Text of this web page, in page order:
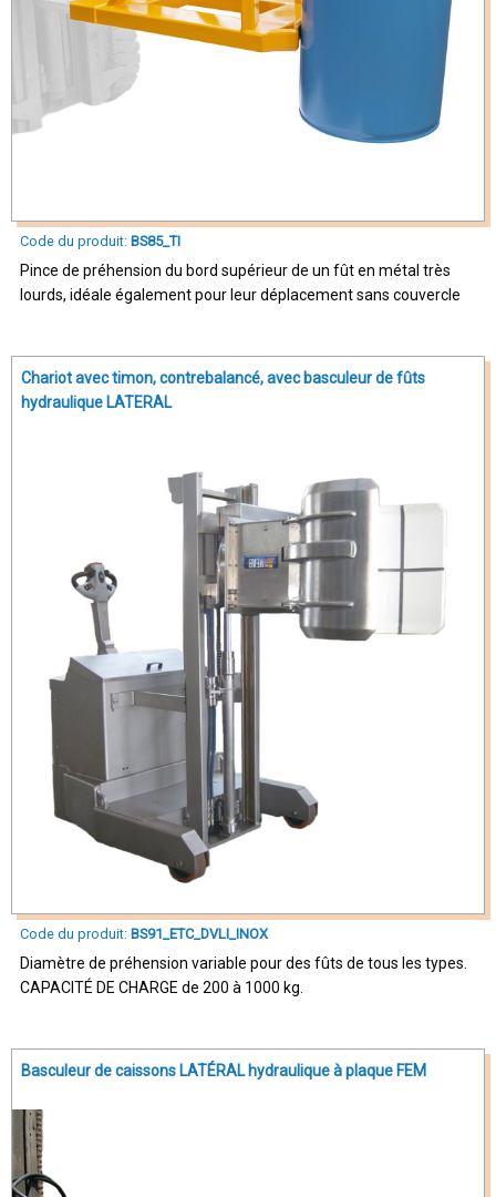
Code du produit: BS85_TI
Pince de préhension du bord supérieur de un fût en métal très
lourds, idéale également pour leur déplacement sans couvercle
Chariot avec timon, contrebalancé, avec basculeur de fûts
hydraulique LATERAL
Code du produit: BS91_ETC_DVLI_INOX
Diamètre de préhension variable pour des fûts de tous les types.
CAPACITÉ DE CHARGE de 200 à 1000 kg.
Basculeur de caissons LATÉRAL hydraulique à plaque FEM